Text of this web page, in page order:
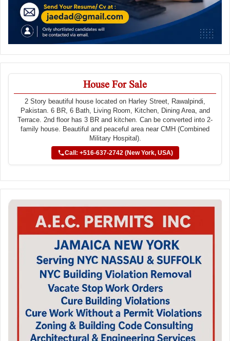
House For Sale
2 Story beautiful house located on Harley Street, Rawalpindi,
Pakistan. 6 BR, 6 Bath, Living Room, Kitchen, Dining Area, and
Terrace. 2nd floor has 3 BR and kitchen. Can be converted into 2-
family house. Beautiful and peaceful area near CMH (Combined
Military Hospital).
Call: +516-637-2742 (New York, USA)